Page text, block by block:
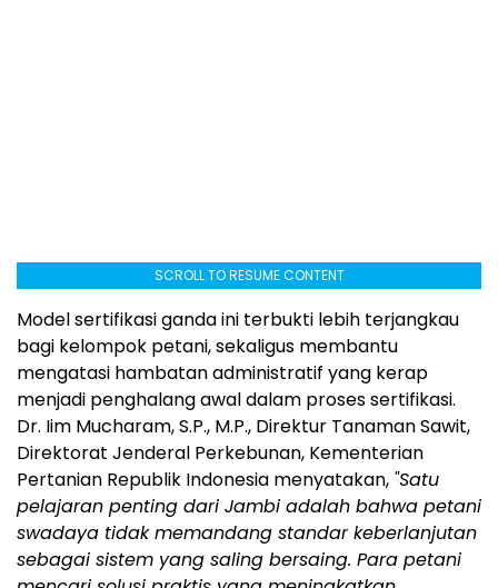
SCROLL TO RESUME CONTENT
Model sertifikasi ganda ini terbukti lebih terjangkau
bagi kelompok petani, sekaligus membantu
mengatasi hambatan administratif yang kerap
menjadi penghalang awal dalam proses sertifikasi.
Dr. Iim Mucharam, S.P., M.P., Direktur Tanaman Sawit,
Direktorat Jenderal Perkebunan, Kementerian
Pertanian Republik Indonesia menyatakan, "Satu
pelajaran penting dari Jambi adalah bahwa petani
swadaya tidak memandang standar keberlanjutan
sebagai sistem yang saling bersaing. Para petani